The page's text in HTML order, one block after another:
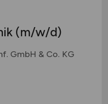
(m/w/d)
GmbH & Co. KG